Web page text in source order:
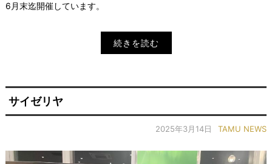
6月末迄開催しています。
続きを読む
サイゼリヤ
2025年3月14日 TAMU NEWS